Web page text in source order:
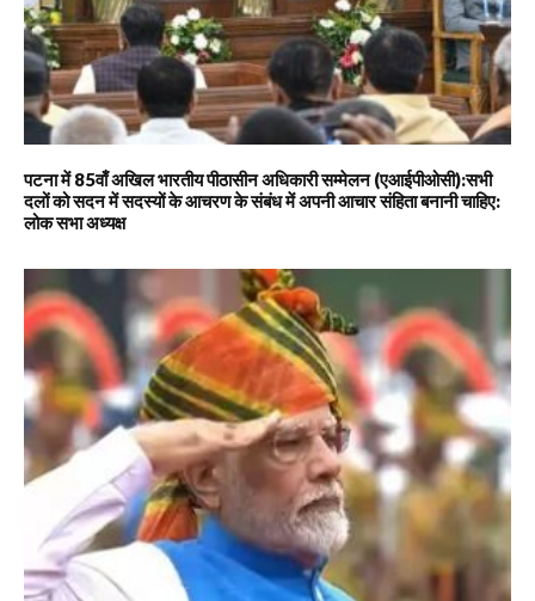
पटना में 85वाँ अखिल भारतीय पीठासीन अधिकारी सम्मेलन (एआईपीओसी):सभी
दलों को सदन में सदस्यों के आचरण के संबंध में अपनी आचार संहिता बनानी चाहिए:
लोक सभा अध्यक्ष